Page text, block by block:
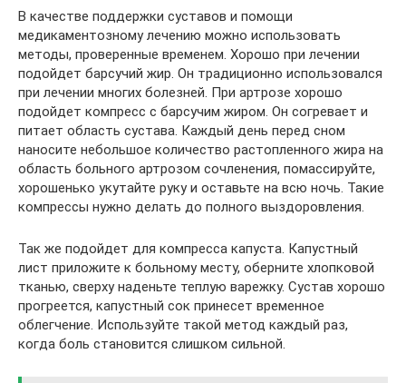
В качестве поддержки суставов и помощи
медикаментозному лечению можно использовать
методы, проверенные временем. Хорошо при лечении
подойдет барсучий жир. Он традиционно использовался
при лечении многих болезней. При артрозе хорошо
подойдет компресс с барсучим жиром. Он согревает и
питает область сустава. Каждый день перед сном
наносите небольшое количество растопленного жира на
область больного артрозом сочленения, помассируйте,
хорошенько укутайте руку и оставьте на всю ночь. Такие
компрессы нужно делать до полного выздоровления.
Так же подойдет для компресса капуста. Капустный
лист приложите к больному месту, оберните хлопковой
тканью, сверху наденьте теплую варежку. Сустав хорошо
прогреется, капустный сок принесет временное
облегчение. Используйте такой метод каждый раз,
когда боль становится слишком сильной.